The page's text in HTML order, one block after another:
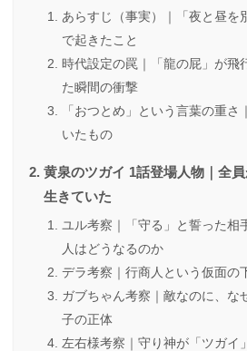
あらすじ（事実）｜「夜と昼を
で起きたこと
時代設定の罠｜「龍の屁」が飛
た瞬間の衝撃
「おつとめ」という言葉の重さ
いたもの
黄泉のツガイ 1話登場人物｜全
生きていた
ユル考察｜「守る」と誓った相
人はどうなるのか
デラ考察｜行商人という仮面の
ガブちゃん考察｜敵なのに、な
子の正体
左右様考察｜守り神が「ツガイ